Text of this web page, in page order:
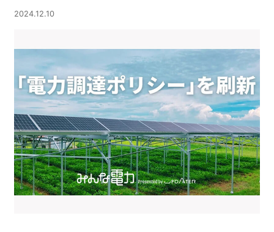
2024.12.10